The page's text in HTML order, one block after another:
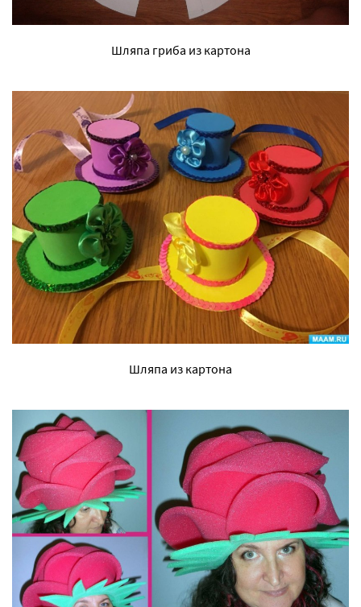
Шляпа гриба из картона
Шляпа из картона